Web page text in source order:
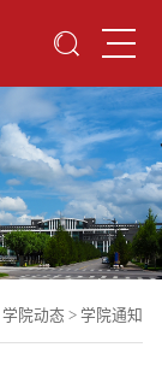
学院动态 > 学院通知